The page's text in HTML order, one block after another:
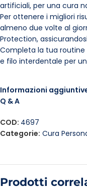
artificiali, per una cura
Per ottenere i migliori
almeno due volte al
Protection,
Completa la tua routine
e filo interdentale per
Informazioni
Q & A
COD: 4697
Categorie: Cura
Prodotti